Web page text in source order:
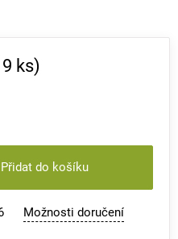
ks)
Přidat do košíku
Možnosti doručení